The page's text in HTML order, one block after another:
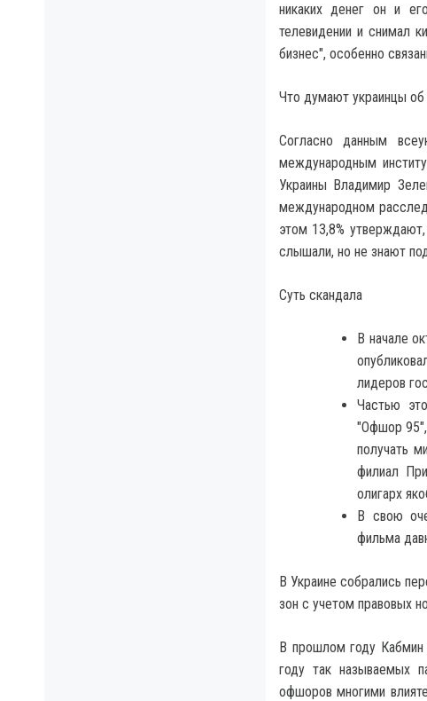
никаких денег он и
телевидении и снимал
бизнес", особенно
Что думают украинцы
Согласно данным
международным
Украины Владимир
международном
этом 13,8%
слышали, но не знают
Суть скандала
В начале
лидеров
Частью
"Офшор 95",
получать
филиал
олигарх
В свою
фильма
В Украине собрались
зон с учетом правовых
В прошлом году Кабмин
году так называемых
офшоров многими